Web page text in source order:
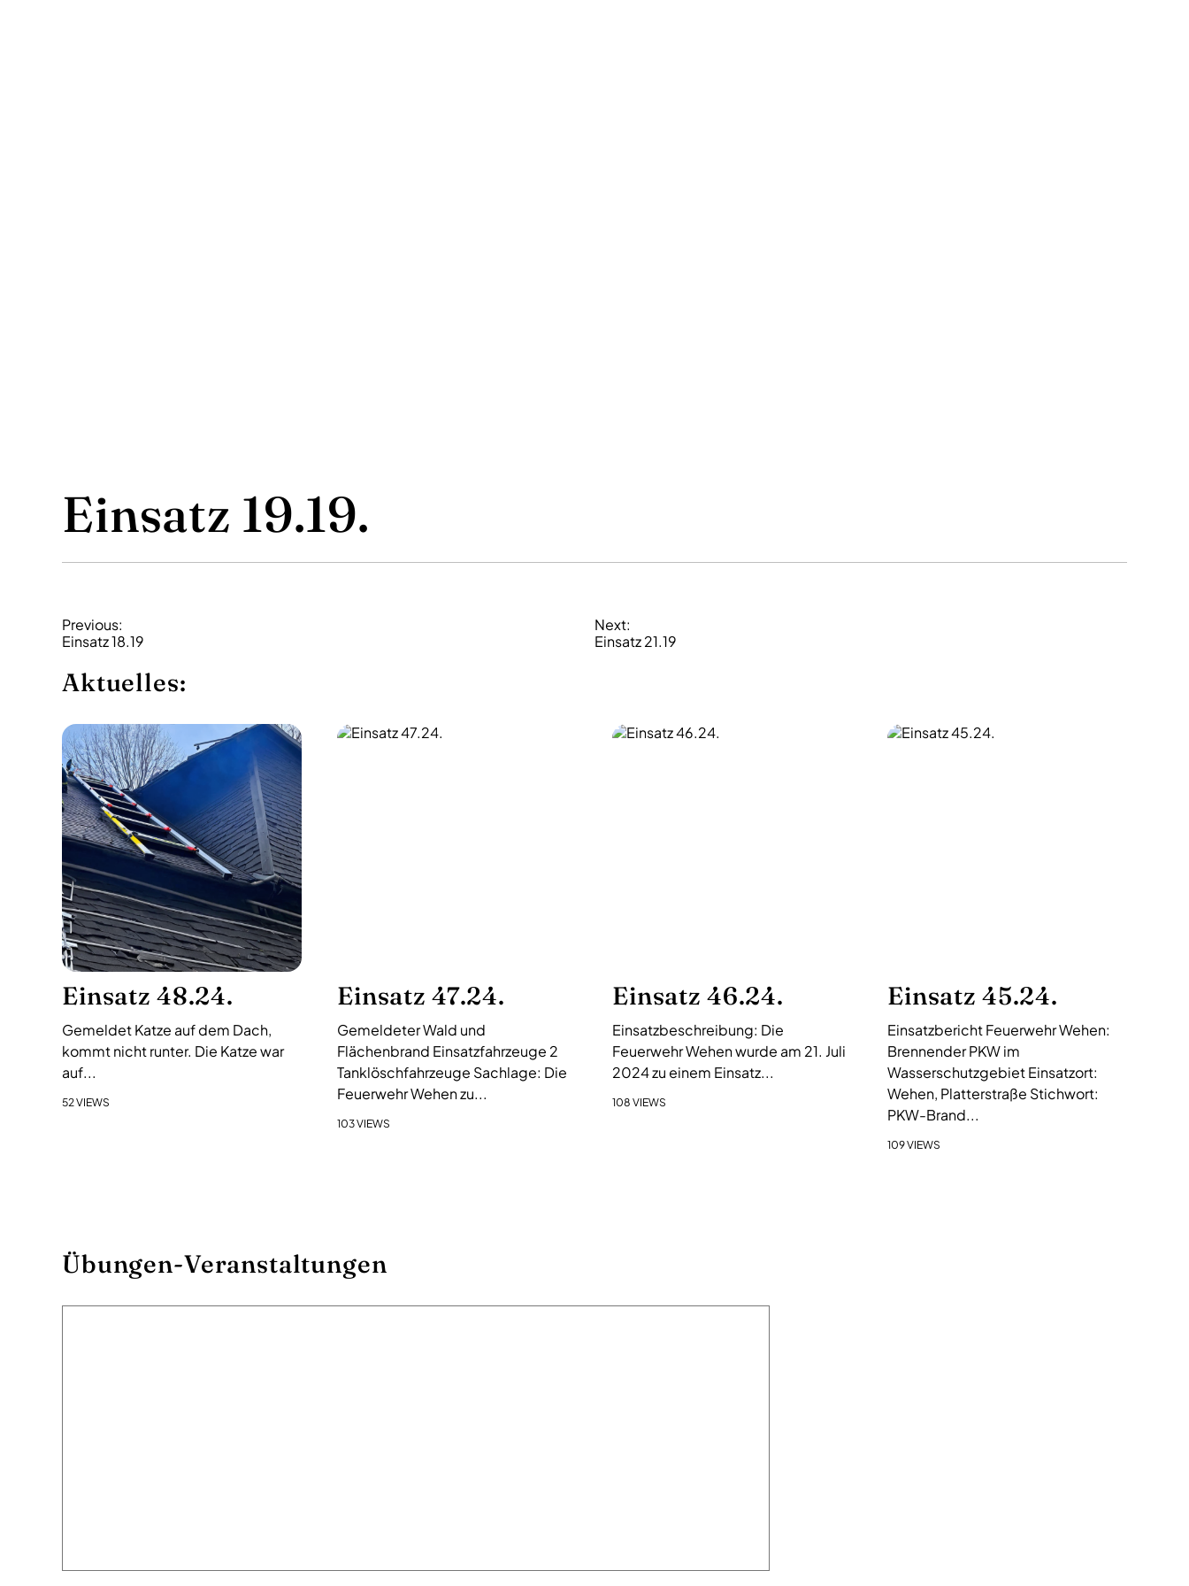
Einsatz 19.19.
B
e
i
r
a
g
s
-
N
a
v
i
g
a
t
i
o
n
Previous:
Einsatz 18.19
Next:
Einsatz 21.19
Aktuelles:
Einsatz 48.24.
Gemeldet Katze auf dem Dach,
kommt nicht runter. Die Katze war
auf...
52 VIEWS
Einsatz 47.24.
Gemeldeter Wald und
Flächenbrand Einsatzfahrzeuge 2
Tanklöschfahrzeuge Sachlage: Die
Feuerwehr Wehen zu...
103 VIEWS
Einsatz 46.24.
Einsatzbeschreibung: Die
Feuerwehr Wehen wurde am 21. Juli
2024 zu einem Einsatz...
108 VIEWS
Einsatz 45.24.
Einsatzbericht Feuerwehr Wehen:
Brennender PKW im
Wasserschutzgebiet Einsatzort:
Wehen, Platterstraße Stichwort:
PKW-Brand...
109 VIEWS
Übungen-Veranstaltungen